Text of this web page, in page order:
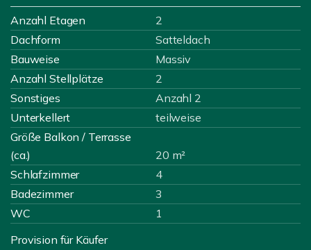
Anzahl Etagen
2
Dachform
Satteldach
Bauweise
Massiv
Anzahl Stellplätze
2
Sonstiges
Anzahl 2
Unterkellert
teilweise
Größe Balkon / Terrasse
(ca.)
20 m²
Schlafzimmer
4
Badezimmer
3
WC
1
Provision für Käufer